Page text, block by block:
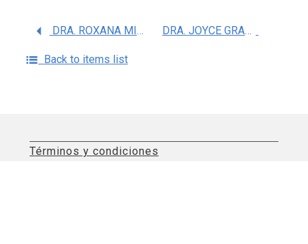
DRA. ROXANA MINERVA RODRIGUEZ ROMO DRA. JOYCE GRACIELA MARTINEZ GALINDO
Back to items list
Términos y condiciones